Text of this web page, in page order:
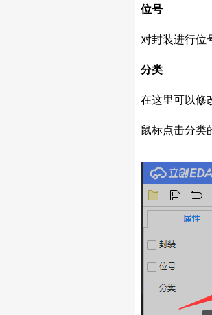
位号
对封装进行位
分类
在这里可以修
鼠标点击分类